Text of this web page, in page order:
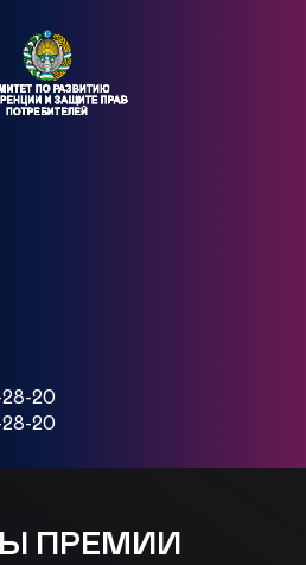
20
20
ПРЕМИИ